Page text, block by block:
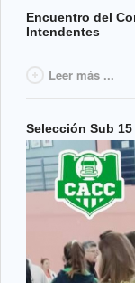
Encuentro del
Intendentes
Leer más ...
Selección Sub